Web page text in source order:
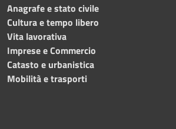
Anagrafe e stato civile
Cultura e tempo libero
Vita lavorativa
Imprese e Commercio
Catasto e urbanistica
Mobilità e trasporti